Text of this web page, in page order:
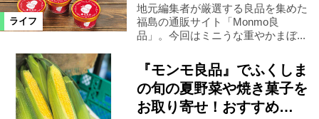
ライフ
地元編集者が厳選する良品を集めた
福島の通販サイト「Monmo良
品」。今回はミニうな重やかまぼ...
『モンモ良品』でふくしま
の旬の夏野菜や焼き菓子を
お取り寄せ！おすすめ…